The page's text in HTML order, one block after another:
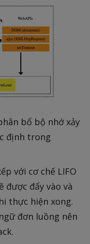
bổ bộ nhớ xảy
định trong
với cơ chế LIFO
được đẩy vào và
thực hiện xong.
đơn luồng nên